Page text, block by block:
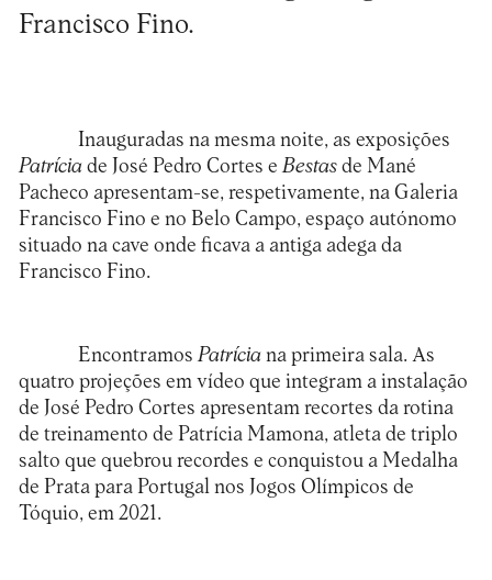
Francisco Fino.
Inauguradas na mesma noite, as exposições
Patríciade José Pedro Cortes eBestasde Mané
Pacheco apresentam-se, respetivamente, na Galeria
Francisco Fino e no Belo Campo, espaço autónomo
situado na cave onde ficava a antiga adega da
Francisco Fino.
Encontramos Patrícia na primeira sala. As
quatro projeções em vídeo que integram a instalação
de José Pedro Cortes apresentam recortes da rotina
de treinamento de Patrícia Mamona, atleta de triplo
salto que quebrou recordes e conquistou a Medalha
de Prata para Portugal nos Jogos Olímpicos de
Tóquio, em 2021.